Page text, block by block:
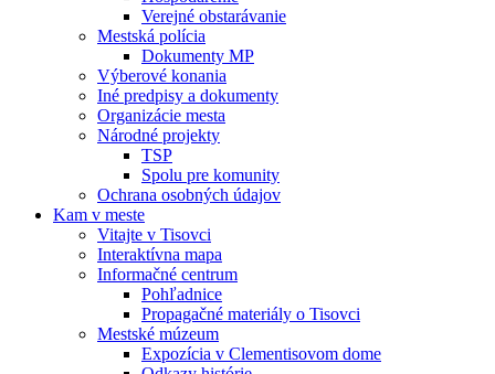
Verejné obstarávanie
Mestská polícia
Dokumenty MP
Výberové konania
Iné predpisy a dokumenty
Organizácie mesta
Národné projekty
TSP
Spolu pre komunity
Ochrana osobných údajov
Kam v meste
Vitajte v Tisovci
Interaktívna mapa
Informačné centrum
Pohľadnice
Propagačné materiály o Tisovci
Mestské múzeum
Expozícia v Clementisovom dome